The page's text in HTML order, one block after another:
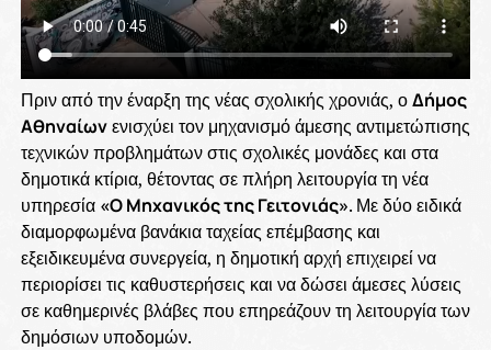
Πριν από την έναρξη της νέας σχολικής χρονιάς, οΔήμος
Αθηναίωνενισχύει τον μηχανισμό άμεσης αντιμετώπισης
τεχνικών προβλημάτων στις σχολικές μονάδες και στα
δημοτικά κτίρια, θέτοντας σε πλήρη λειτουργία τη νέα
υπηρεσία «Ο Μηχανικός της Γειτονιάς». Με δύο ειδικά
διαμορφωμένα βανάκια ταχείας επέμβασης και
εξειδικευμένα συνεργεία, η δημοτική αρχή επιχειρεί να
περιορίσει τις καθυστερήσεις και να δώσει άμεσες λύσεις
σε καθημερινές βλάβες που επηρεάζουν τη λειτουργία των
δημόσιων υποδομών.